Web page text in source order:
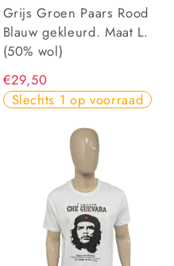
Grijs Groen Paars Rood
Blauw gekleurd. Maat L.
(50% wol)
€29,50
Slechts 1 op voorraad